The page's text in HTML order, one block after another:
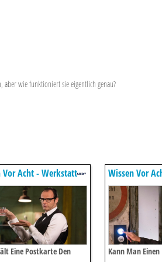
aber wie funktioniert sie eigentlich genau?
Vor Acht - Werkstatt
Eine Postkarte Den
Wissen Vor
Kann Man